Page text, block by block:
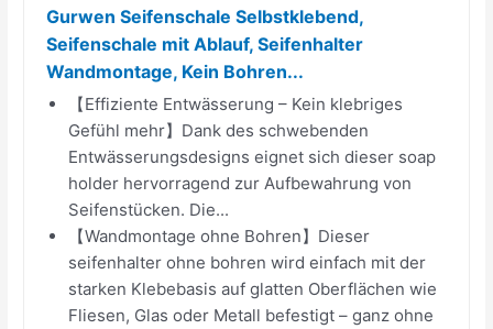
Gurwen Seifenschale Selbstklebend,
Seifenschale mit Ablauf, Seifenhalter
Wandmontage, Kein Bohren...
【Effiziente Entwässerung – Kein klebriges
Gefühl mehr】Dank des schwebenden
Entwässerungsdesigns eignet sich dieser soap
holder hervorragend zur Aufbewahrung von
Seifenstücken. Die...
【Wandmontage ohne Bohren】Dieser
seifenhalter ohne bohren wird einfach mit der
starken Klebebasis auf glatten Oberflächen wie
Fliesen, Glas oder Metall befestigt – ganz ohne